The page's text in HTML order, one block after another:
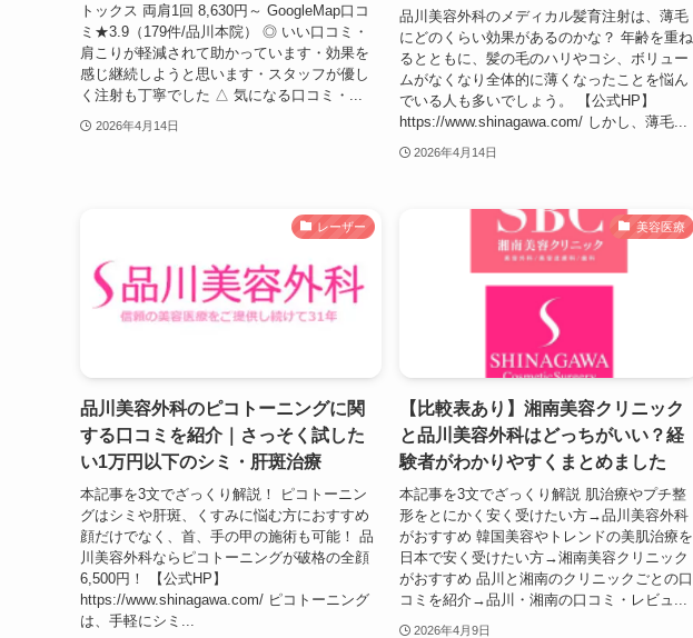
トックス 両肩1回 8,630円～ GoogleMap口コ
ミ★3.9（179件/品川本院） ◎ いい口コミ・
肩こりが軽減されて助かっています・効果を
感じ継続しようと思います・スタッフが優し
く注射も丁寧でした △ 気になる口コミ・...
2026年4月14日
品川美容外科のメディカル髪育注射は、薄毛
にどのくらい効果があるのかな？ 年齢を重ね
るとともに、髪の毛のハリやコシ、ボリュー
ムがなくなり全体的に薄くなったことを悩ん
でいる人も多いでしょう。 【公式HP】
https://www.shinagawa.com/ しかし、薄毛...
2026年4月14日
レーザー
品川美容外科のピコトーニングに関
する口コミを紹介｜さっそく試した
い1万円以下のシミ・肝斑治療
本記事を3文でざっくり解説！ ピコトーニン
グはシミや肝斑、くすみに悩む方におすすめ
顔だけでなく、首、手の甲の施術も可能！ 品
川美容外科ならピコトーニングが破格の全顔
6,500円！ 【公式HP】
https://www.shinagawa.com/ ピコトーニング
は、手軽にシミ...
美容医療
【比較表あり】湘南美容クリニック
と品川美容外科はどっちがいい？経
験者がわかりやすくまとめました
本記事を3文でざっくり解説 肌治療やプチ整
形をとにかく安く受けたい方→品川美容外科
がおすすめ 韓国美容やトレンドの美肌治療を
日本で安く受けたい方→湘南美容クリニック
がおすすめ 品川と湘南のクリニックごとの口
コミを紹介→品川・湘南の口コミ・レビュ...
2026年4月9日